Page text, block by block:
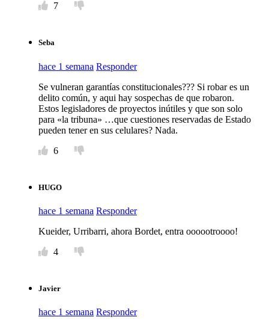
7
Seba
hace 1 semana Responder
Se vulneran garantías constitucionales??? Si robar es un
delito común, y aqui hay sospechas de que robaron.
Estos legisladores de proyectos inútiles y que son solo
para «la tribuna» …que cuestiones reservadas de Estado
pueden tener en sus celulares? Nada.
6
HUGO
hace 1 semana Responder
Kueider, Urribarri, ahora Bordet, entra oooootroooo!
4
Javier
hace 1 semana Responder